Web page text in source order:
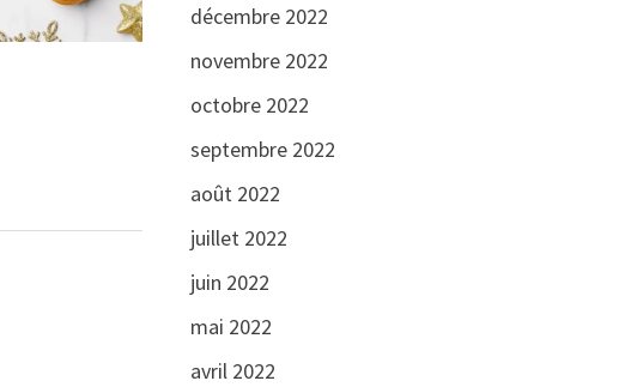
décembre 2022
novembre 2022
octobre 2022
septembre 2022
août 2022
juillet 2022
juin 2022
mai 2022
avril 2022